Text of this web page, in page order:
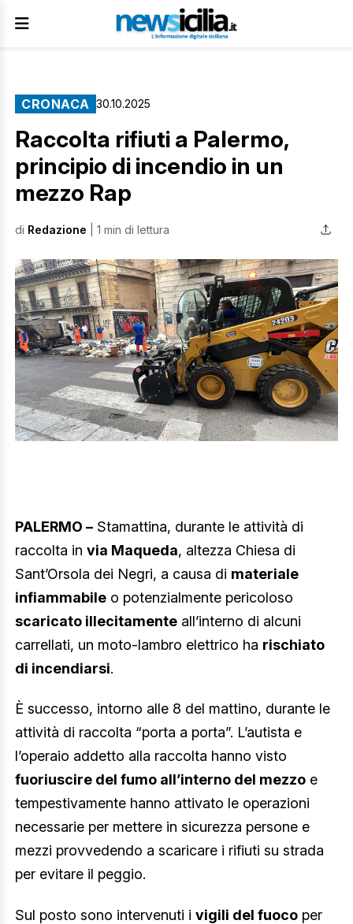
CRONACA 30.10.2025
Raccolta rifiuti a Palermo,
principio di incendio in un
mezzo Rap
di Redazione | 1 min di lettura
PALERMO – Stamattina, durante le attività di
raccolta in via Maqueda, altezza Chiesa di
Sant’Orsola dei Negri, a causa di materiale
infiammabile o potenzialmente pericoloso
scaricato illecitamente all’interno di alcuni
carrellati, un moto-lambro elettrico ha rischiato
di incendiarsi.
È successo, intorno alle 8 del mattino, durante le
attività di raccolta “porta a porta”. L’autista e
l’operaio addetto alla raccolta hanno visto
fuoriuscire del fumo all’interno del mezzo e
tempestivamente hanno attivato le operazioni
necessarie per mettere in sicurezza persone e
mezzi provvedendo a scaricare i rifiuti su strada
per evitare il peggio.
Sul posto sono intervenuti i vigili del fuoco per